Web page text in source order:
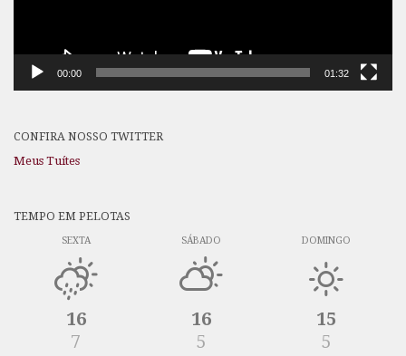
00:00 01:32
CONFIRA NOSSO TWITTER
Meus Tuítes
TEMPO EM PELOTAS
SEXTA
16
7
SÁBADO
16
5
DOMINGO
15
5